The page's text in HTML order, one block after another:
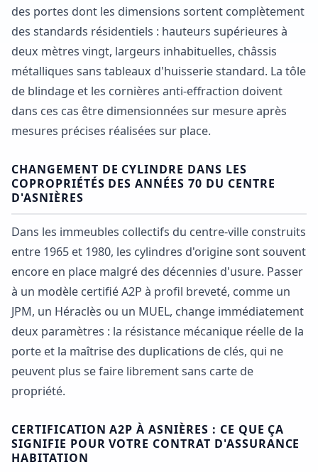
des portes dont les dimensions sortent complètement
des standards résidentiels : hauteurs supérieures à
deux mètres vingt, largeurs inhabituelles, châssis
métalliques sans tableaux d'huisserie standard. La tôle
de blindage et les cornières anti-effraction doivent
dans ces cas être dimensionnées sur mesure après
mesures précises réalisées sur place.
CHANGEMENT DE CYLINDRE DANS LES
COPROPRIÉTÉS DES ANNÉES 70 DU CENTRE
D'ASNIÈRES
Dans les immeubles collectifs du centre-ville construits
entre 1965 et 1980, les cylindres d'origine sont souvent
encore en place malgré des décennies d'usure. Passer
à un modèle certifié A2P à profil breveté, comme un
JPM, un Héraclès ou un MUEL, change immédiatement
deux paramètres : la résistance mécanique réelle de la
porte et la maîtrise des duplications de clés, qui ne
peuvent plus se faire librement sans carte de
propriété.
CERTIFICATION A2P À ASNIÈRES : CE QUE ÇA
SIGNIFIE POUR VOTRE CONTRAT D'ASSURANCE
HABITATION